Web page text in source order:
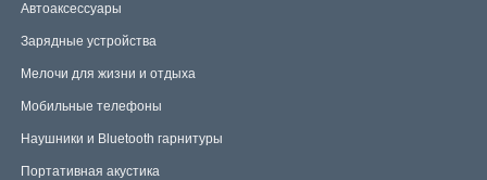
Автоаксессуары
Зарядные устройства
Мелочи для жизни и отдыха
Мобильные телефоны
Наушники и Bluetooth гарнитуры
Портативная акустика